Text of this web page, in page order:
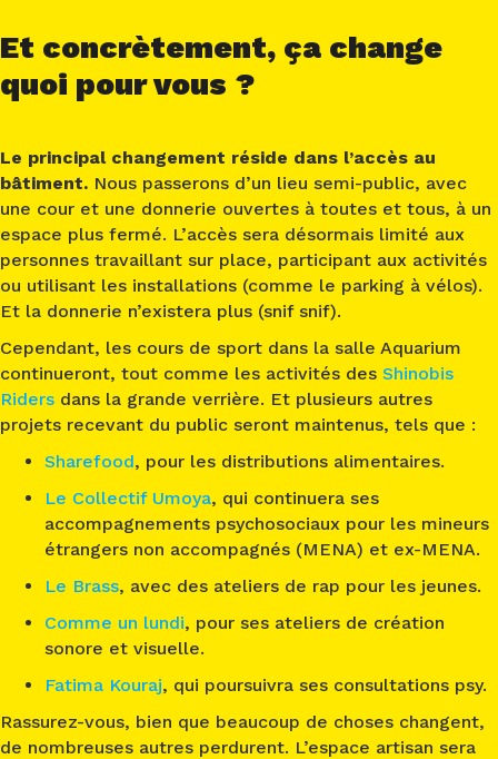
Et concrètement, ça change
quoi pour vous ?
Le principal changement réside dans l’accès au
bâtiment. Nous passerons d’un lieu semi-public, avec
une cour et une donnerie ouvertes à toutes et tous, à un
espace plus fermé. L’accès sera désormais limité aux
personnes travaillant sur place, participant aux activités
ou utilisant les installations (comme le parking à vélos).
Et la donnerie n’existera plus (snif snif).
Cependant, les cours de sport dans la salle Aquarium
continueront, tout comme les activités des Shinobis
Riders dans la grande verrière. Et plusieurs autres
projets recevant du public seront maintenus, tels que :
Sharefood, pour les distributions alimentaires.
Le Collectif Umoya, qui continuera ses
accompagnements psychosociaux pour les mineurs
étrangers non accompagnés (MENA) et ex-MENA.
Le Brass, avec des ateliers de rap pour les jeunes.
Comme un lundi, pour ses ateliers de création
sonore et visuelle.
Fatima Kouraj, qui poursuivra ses consultations psy.
Rassurez-vous, bien que beaucoup de choses changent,
de nombreuses autres perdurent. L’espace artisan sera